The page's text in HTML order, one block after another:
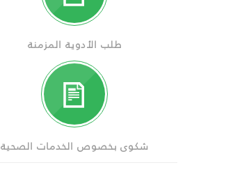
طلب الأدوية المزمنة
شكوى بخصوص الخدمات الصحية